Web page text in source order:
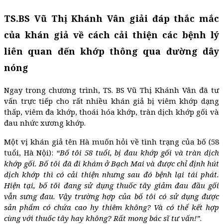
TS.BS Vũ Thị Khánh Vân giải đáp thắc mắc
của khán giả về cách cải thiện các bệnh lý
liên quan đến khớp thông qua đường dây
nóng
Ngay trong chương trình, TS. BS Vũ Thị Khánh Vân đã tư
vấn trực tiếp cho rất nhiều khán giả bị viêm khớp dạng
thấp, viêm đa khớp, thoái hóa khớp, tràn dịch khớp gối và
đau nhức xương khớp.
Một vị khán giả tên Hà muốn hỏi về tình trạng của bố (58
tuổi, Hà Nội): “Bố tôi 58 tuổi, bị đau khớp gối và tràn dịch
khớp gối. Bố tôi đã đi khám ở Bạch Mai và được chỉ định hút
dịch khớp thì có cải thiện nhưng sau đó bệnh lại tái phát.
Hiện tại, bố tôi đang sử dụng thuốc tây giảm đau đầu gối
vẫn sưng đau. Vậy trường hợp của bố tôi có sử dụng được
sản phẩm có chứa cao hy thiêm không? Và có thể kết hợp
cùng với thuốc tây hay không? Rất mong bác sĩ tư vấn!”.